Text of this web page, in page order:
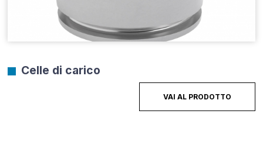
Celle di carico
VAI AL PRODOTTO